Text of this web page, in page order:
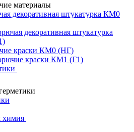
материалы
декоративная штукатурка КМ0
декоративная штукатурка
краски КМ0 (НГ)
краски КМ1 (Г1)
химия